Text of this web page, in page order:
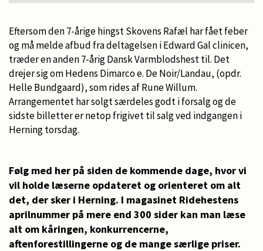
Eftersom den 7-årige hingst Skovens Rafæl har fået feber
og må melde afbud fra deltagelsen i Edward Gal clinicen,
træder en anden 7-årig Dansk Varmblodshest til. Det
drejer sig om Hedens Dimarco e. De Noir/Landau, (opdr.
Helle Bundgaard), som rides af Rune Willum.
Arrangementet har solgt særdeles godt i forsalg og de
sidste billetter er netop frigivet til salg ved indgangen i
Herning torsdag.
Følg med her på siden de kommende dage, hvor vi
vil holde læserne opdateret og orienteret om alt
det, der sker i Herning. I magasinet Ridehestens
aprilnummer på mere end 300 sider kan man læse
alt om kåringen, konkurrencerne,
aftenforestillingerne og de mange særlige priser.